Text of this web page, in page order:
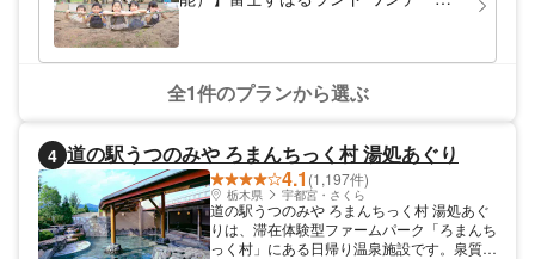
約制のBBQハウスもあり、手ぶらで訪れて
時間40分です。
全1件のプランから選ぶ
4 道の駅うつのみや ろまんちっく村 湯処あぐり
4.1 (1,197件)
栃木県 宇都宮・さくら
道の駅うつのみや ろまんちっく村 湯処あぐ
りは、滞在体験型ファームパーク「ろまんち
っく村」にある日帰り温泉施設です。泉質は